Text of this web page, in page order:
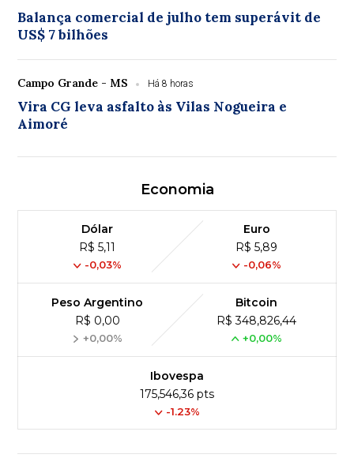
Balança comercial de julho tem superávit de
US$ 7 bilhões
Campo Grande - MS Há 8 horas
Vira CG leva asfalto às Vilas Nogueira e
Aimoré
Economia
Dólar
R$ 5,11
-0,03%
Euro
R$ 5,89
-0,06%
Peso Argentino
R$ 0,00
+0,00%
Bitcoin
R$ 348,826,44
+0,00%
Ibovespa
175,546,36 pts
-1.23%